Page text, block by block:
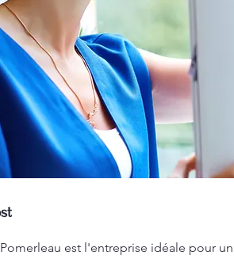
est l'entreprise idéale pour